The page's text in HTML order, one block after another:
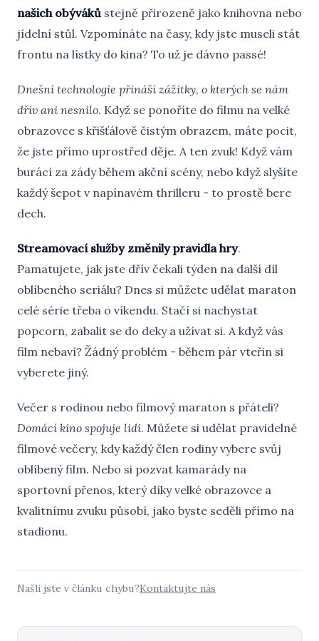
našich obýváků stejně přirozeně jako knihovna nebo
jídelní stůl. Vzpomínáte na časy, kdy jste museli stát
frontu na lístky do kina? To už je dávno passé!
Dnešní technologie přináší zážitky, o kterých se nám
dřív ani nesnilo. Když se ponoříte do filmu na velké
obrazovce s křišťálově čistým obrazem, máte pocit,
že jste přímo uprostřed děje. A ten zvuk! Když vám
burácí za zády během akční scény, nebo když slyšíte
každý šepot v napínavém thrilleru - to prostě bere
dech.
Streamovací služby změnily pravidla hry.
Pamatujete, jak jste dřív čekali týden na další díl
oblíbeného seriálu? Dnes si můžete udělat maraton
celé série třeba o víkendu. Stačí si nachystat
popcorn, zabalit se do deky a užívat si. A když vás
film nebaví? Žádný problém - během pár vteřin si
vyberete jiný.
Večer s rodinou nebo filmový maraton s přáteli?
Domácí kino spojuje lidi. Můžete si udělat pravidelné
filmové večery, kdy každý člen rodiny vybere svůj
oblíbený film. Nebo si pozvat kamarády na
sportovní přenos, který díky velké obrazovce a
kvalitnímu zvuku působí, jako byste seděli přímo na
stadionu.
Našli jste v článku chybu?Kontaktujte nás